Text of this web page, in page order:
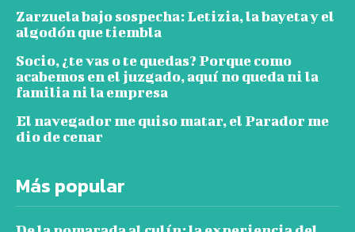
Zarzuela bajo sospecha: Letizia, la bayeta y el
algodón que tiembla
Socio, ¿te vas o te quedas? Porque como
acabemos en el juzgado, aquí no queda ni la
familia ni la empresa
El navegador me quiso matar, el Parador me
dio de cenar
Más popular